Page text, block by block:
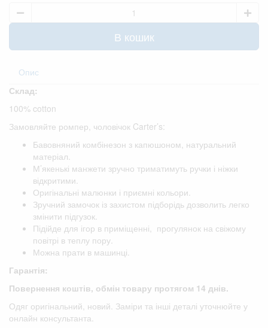
В кошик
Опис
Склад:
100% cotton
Замовляйте ромпер, чоловічок Carter’s:
Бавовняний комбінезон з капюшоном, натуральний
матеріал.
М’якенькі манжети зручно триматимуть ручки і ніжки
відкритими.
Оригінальні малюнки і приємні кольори.
Зручний замочок із захистом підборідь дозволить легко
змінити підгузок.
Підійде для ігор в приміщенні, прогулянок на свіжому
повітрі в теплу пору.
Можна прати в машинці.
Гарантія:
Повернення коштів, обмін товару протягом 14 днів.
Одяг оригінальний, новий. Заміри та інші деталі уточнюйте у
онлайн консультанта.